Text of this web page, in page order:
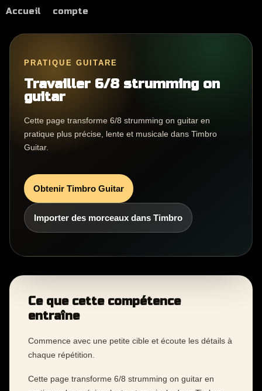
Accueil compte
PRATIQUE GUITARE
Travailler 6/8 strumming on
guitar
Cette page transforme 6/8 strumming on guitar en
pratique plus précise, lente et musicale dans Timbro
Guitar.
Obtenir Timbro Guitar
Importer des morceaux dans Timbro
Ce que cette compétence
entraîne
Commence avec une petite cible et écoute les détails à
chaque répétition.
Cette page transforme 6/8 strumming on guitar en